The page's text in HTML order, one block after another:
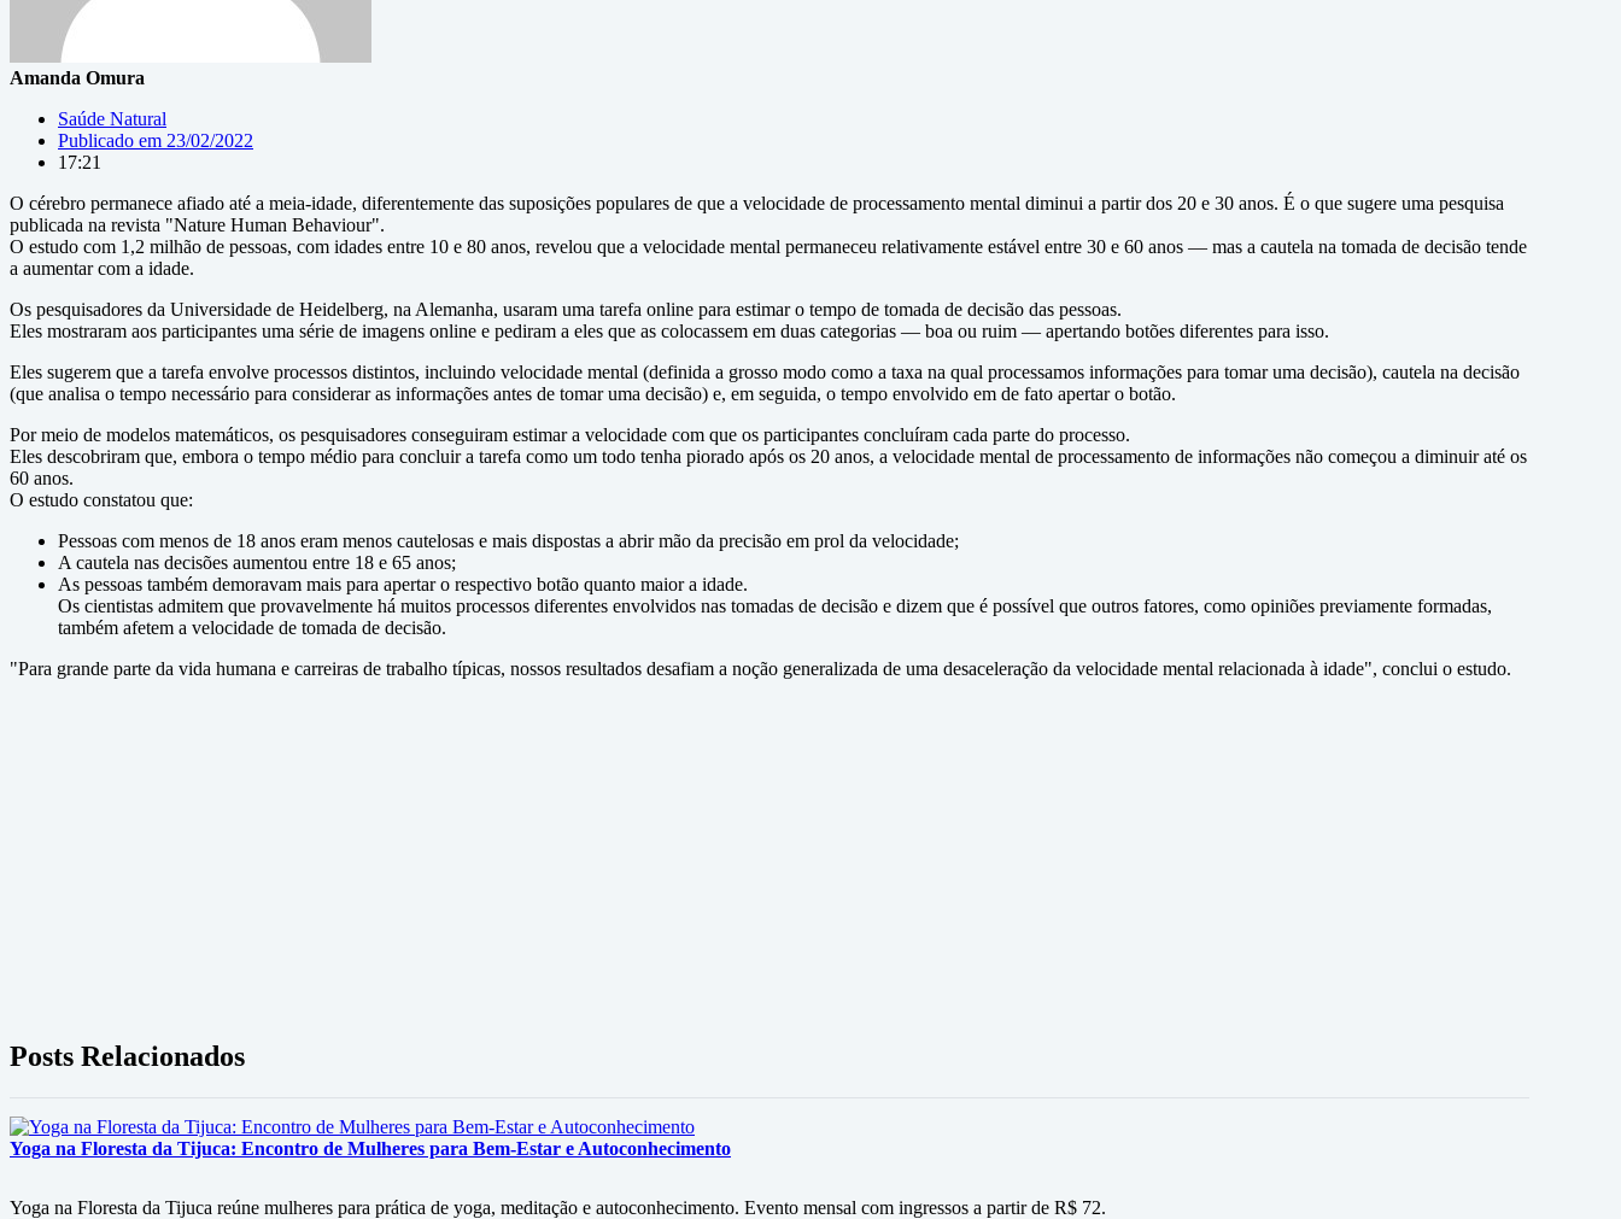
Amanda Omura
Saúde Natural
Publicado em 23/02/2022
17:21
O cérebro permanece afiado até a meia-idade, diferentemente das suposições populares de que a velocidade de processamento mental diminui a partir dos 20 e 30 anos. É o que sugere uma pesquisa
publicada na revista "Nature Human Behaviour".
O estudo com 1,2 milhão de pessoas, com idades entre 10 e 80 anos, revelou que a velocidade mental permaneceu relativamente estável entre 30 e 60 anos — mas a cautela na tomada de decisão tende
a aumentar com a idade.
Os pesquisadores da Universidade de Heidelberg, na Alemanha, usaram uma tarefa online para estimar o tempo de tomada de decisão das pessoas.
Eles mostraram aos participantes uma série de imagens online e pediram a eles que as colocassem em duas categorias — boa ou ruim — apertando botões diferentes para isso.
Eles sugerem que a tarefa envolve processos distintos, incluindo velocidade mental (definida a grosso modo como a taxa na qual processamos informações para tomar uma decisão), cautela na decisão
(que analisa o tempo necessário para considerar as informações antes de tomar uma decisão) e, em seguida, o tempo envolvido em de fato apertar o botão.
Por meio de modelos matemáticos, os pesquisadores conseguiram estimar a velocidade com que os participantes concluíram cada parte do processo.
Eles descobriram que, embora o tempo médio para concluir a tarefa como um todo tenha piorado após os 20 anos, a velocidade mental de processamento de informações não começou a diminuir até os
60 anos.
O estudo constatou que:
Pessoas com menos de 18 anos eram menos cautelosas e mais dispostas a abrir mão da precisão em prol da velocidade;
A cautela nas decisões aumentou entre 18 e 65 anos;
As pessoas também demoravam mais para apertar o respectivo botão quanto maior a idade.
Os cientistas admitem que provavelmente há muitos processos diferentes envolvidos nas tomadas de decisão e dizem que é possível que outros fatores, como opiniões previamente formadas,
também afetem a velocidade de tomada de decisão.
"Para grande parte da vida humana e carreiras de trabalho típicas, nossos resultados desafiam a noção generalizada de uma desaceleração da velocidade mental relacionada à idade", conclui o estudo.
Posts Relacionados
Yoga na Floresta da Tijuca: Encontro de Mulheres para Bem-Estar e Autoconhecimento
Yoga na Floresta da Tijuca reúne mulheres para prática de yoga, meditação e autoconhecimento. Evento mensal com ingressos a partir de R$ 72.